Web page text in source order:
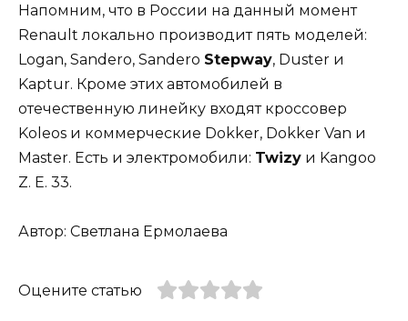
Напомним, что в России на данный момент
Renault локально производит пять моделей:
Logan, Sandero, Sandero Stepway, Duster и
Kaptur. Кроме этих автомобилей в
отечественную линейку входят кроссовер
Koleos и коммерческие Dokker, Dokker Van и
Master. Есть и электромобили: Twizy и Kangoo
Z. E. 33.
Автор: Светлана Ермолаева
Оцените статью